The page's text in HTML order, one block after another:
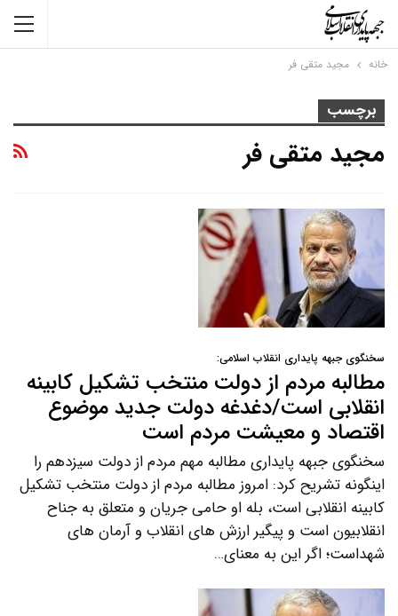
خانه مجید متقی فر
برچسب
مجید متقی فر
سخنگوی جبهه پایداری انقلاب اسلامی:
مطالبه مردم از دولت منتخب تشکیل کابینه
انقلابی است/دغدغه دولت جدید موضوع
اقتصاد و معیشت مردم است
سخنگوی جبهه پایداری مطالبه مهم مردم از دولت سیزدهم را
اینگونه تشریح کرد: امروز مطالبه مردم از دولت منتخب تشکیل
کابینه انقلابی است، بله او حامی جریان و متعلق به جناح
انقلابیون است و پیگیر ارزش های انقلاب و آرمان های
شهداست؛ اگر این به معنای…